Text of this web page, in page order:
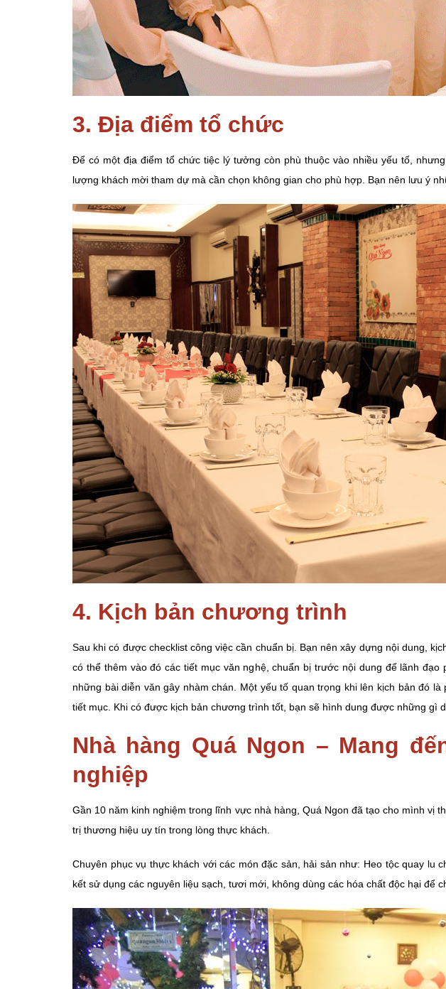
3. Địa điểm tổ chức
Để có một địa điểm tổ chức tiệc lý tưởng còn phù thuộc vào nhiều yếu tố,
lượng khách mời tham dự mà cần chọn không gian cho phù hợp. Bạn nên lưu ý
4. Kịch bản chương trình
Sau khi có được checklist công việc cần chuẩn bị. Bạn nên xây dựng nội dung,
có thể thêm vào đó các tiết mục văn nghệ, chuẩn bị trước nội dung để lãnh
những bài diễn văn gây nhàm chán. Một yếu tố quan trọng khi lên kịch bản đó
tiết mục. Khi có được kịch bản chương trình tốt, bạn sẽ hình dung được những gì
Nhà hàng Quá Ngon – Mang
nghiệp
Gần 10 năm kinh nghiệm trong lĩnh vực nhà hàng, Quá Ngon đã tạo cho mình vị
trị thương hiệu uy tín trong lòng thực khách.
Chuyên phục vụ thực khách với các món đặc sản, hải sản như: Heo tộc quay
kết sử dụng các nguyên liệu sạch, tươi mới, không dùng các hóa chất độc hại để